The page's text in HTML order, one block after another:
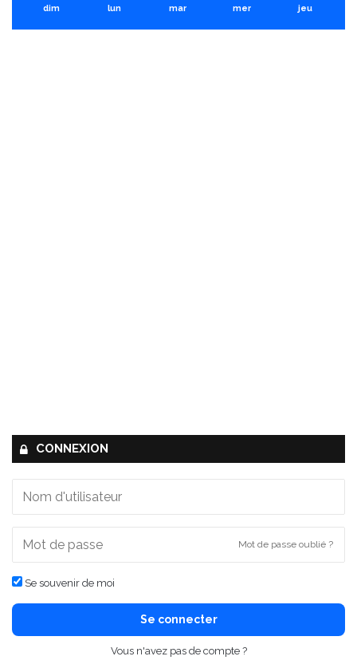
dim lun mar mer jeu
CONNEXION
Mot de passe oublié ?
Se souvenir de moi
Se connecter
Vous n'avez pas de compte ?